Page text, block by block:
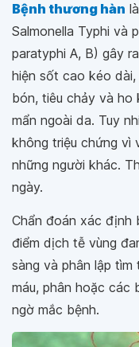
Bệnh thương hàn là
Salmonella Typhi và
paratyphi A, B) gây
hiện sốt cao kéo
bón, tiêu chảy và ho
mẩn ngoài da. Tuy
không triệu chứng vì
những người khác.
ngày.
Chẩn đoán xác định
điểm dịch tễ vùng
sàng và phân lập tìm
máu, phân hoặc các
ngờ mắc bệnh.